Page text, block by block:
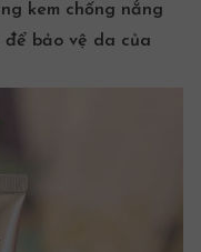
kem chống nắng
bảo vệ da của